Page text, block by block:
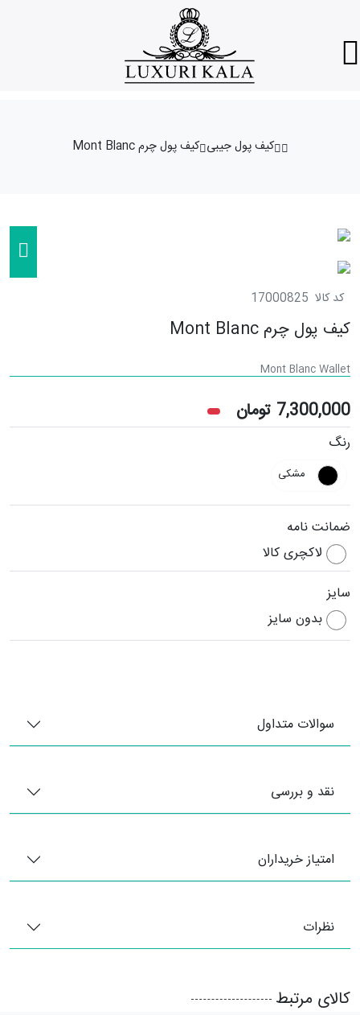
کیف پول جیبی کیف پول چرم Mont Blanc
کد کالا 17000825
کیف پول چرم Mont Blanc
Mont Blanc Wallet
7,300,000 تومان
رنگ
مشکی
ضمانت نامه
لاکچری کالا
سایز
بدون سایز
سوالات متداول
نقد و بررسی
امتیاز خریداران
نظرات
کالای مرتبط